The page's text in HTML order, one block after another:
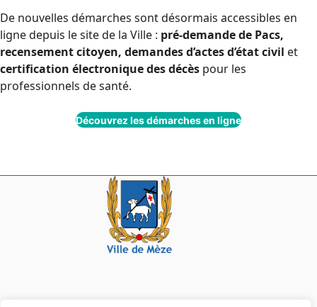
De nouvelles démarches sont désormais accessibles en
ligne depuis le site de la Ville : pré-demande de Pacs,
recensement citoyen, demandes d’actes d’état civil et
certification électronique des décès pour les
professionnels de santé.
Découvrez les démarches en ligne